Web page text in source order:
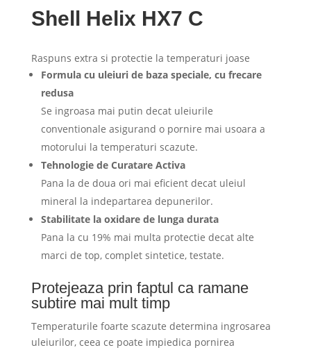
Shell Helix HX7 C
Raspuns extra si protectie la temperaturi joase
Formula cu uleiuri de baza speciale, cu frecare
redusa
Se ingroasa mai putin decat uleiurile
conventionale asigurand o pornire mai usoara a
motorului la temperaturi scazute.
Tehnologie de Curatare Activa
Pana la de doua ori mai eficient decat uleiul
mineral la indepartarea depunerilor.
Stabilitate la oxidare de lunga durata
Pana la cu 19% mai multa protectie decat alte
marci de top, complet sintetice, testate.
Protejeaza prin faptul ca ramane
subtire mai mult timp
Temperaturile foarte scazute determina ingrosarea
uleiurilor, ceea ce poate impiedica pornirea